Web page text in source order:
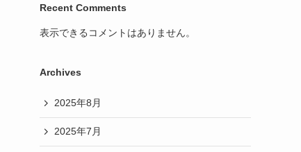
Recent Comments
表示できるコメントはありません。
Archives
2025年8月
2025年7月